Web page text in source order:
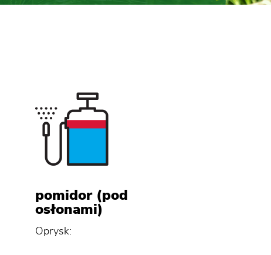
pomidor (pod
osłonami)
Oprysk: